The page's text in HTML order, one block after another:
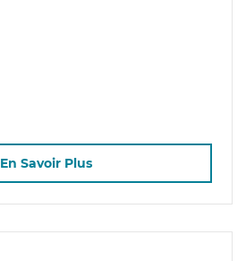
En Savoir Plus